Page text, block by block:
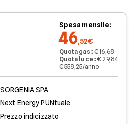
Spesa mensile:
46,52€
Quota gas::€ 16,68
Quota luce::€ 29,84
€ 558,25/anno
SORGENIA SPA
Next Energy PUNtuale
Prezzo indicizzato